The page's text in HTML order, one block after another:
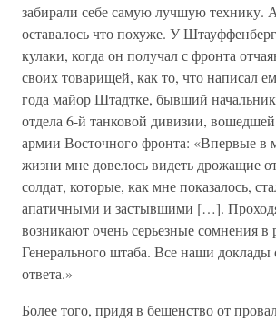
забирали себе самую лучшую технику.
оставалось что похуже. У
кулаки, когда он получал с фронта
своих товарищей, как то, что написал
года майор Штадтке, бывший
отдела 6-й танковой дивизии,
армии Восточного фронта: «Впервые в
жизни мне довелось видеть дрожащие
солдат, которые, как мне показалось,
апатичными и застывшими […].
возникают очень серьезные сомнения в
Генерального штаба. Все наши доклады
ответа.»
Более того, придя в бешенство от